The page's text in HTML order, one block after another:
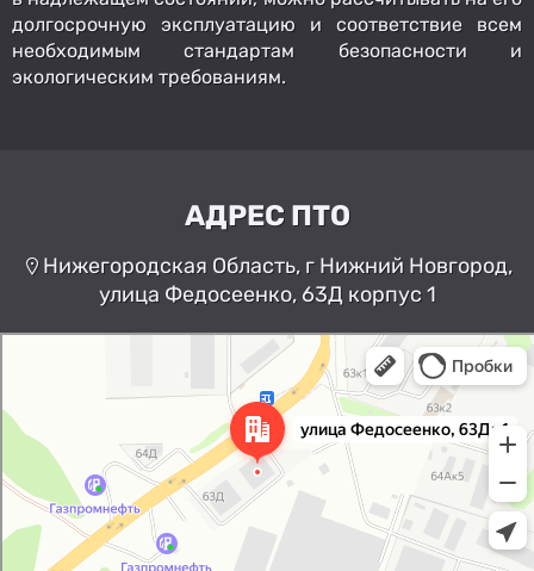
долгосрочную эксплуатацию и соответствие всем
необходимым стандартам безопасности и
экологическим требованиям.
АДРЕС ПТО
Нижегородская Область, г Нижний Новгород,
улица Федосеенко, 63Д корпус 1
Нижний Новгород
Улица Федосеенко, 63Дк1 —
Яндекс Карты